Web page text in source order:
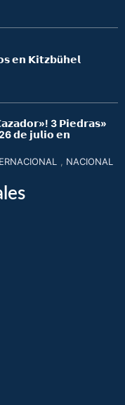
𝗲𝗻 𝗞𝗶𝘁𝘇𝗯ü𝗵𝗲𝗹
3 𝗣𝗶𝗲𝗱𝗿𝗮𝘀»
𝗱𝗲 𝗷𝘂𝗹𝗶𝗼 𝗲𝗻
NACIONAL